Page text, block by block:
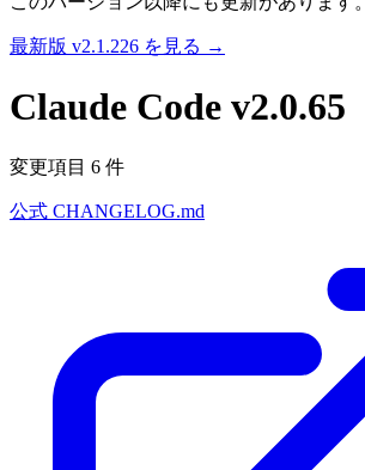
最新版 v2.1.226 を見る →
Claude Code v2.0.65
変更項目 6 件
公式 CHANGELOG.md